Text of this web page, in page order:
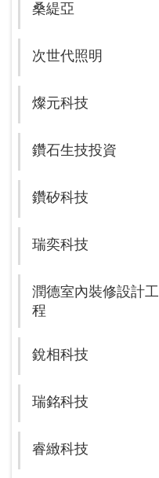
桑緹亞
次世代照明
燦元科技
鑽石生技投資
鑽矽科技
瑞奕科技
潤德室內裝修設計工
程
銳相科技
瑞銘科技
睿緻科技